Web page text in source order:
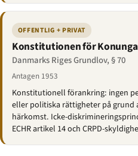
OFFENTLIG + PRIVAT
Konstitutionen för
Danmarks Riges Grundlov, § 70
Antagen 1953
Konstitutionell förankring: ingen
eller politiska rättigheter på
härkomst. Icke-
ECHR artikel 14 och CRPD-